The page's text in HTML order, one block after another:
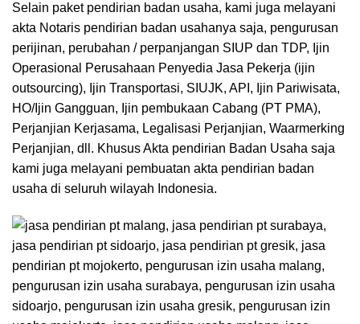
Selain paket pendirian badan usaha, kami juga melayani
akta Notaris pendirian badan usahanya saja, pengurusan
perijinan, perubahan / perpanjangan SIUP dan TDP, Ijin
Operasional Perusahaan Penyedia Jasa Pekerja (ijin
outsourcing), Ijin Transportasi, SIUJK, API, Ijin Pariwisata,
HO/Ijin Gangguan, Ijin pembukaan Cabang (PT PMA),
Perjanjian Kerjasama, Legalisasi Perjanjian, Waarmerking
Perjanjian, dll. Khusus Akta pendirian Badan Usaha saja
kami juga melayani pembuatan akta pendirian badan
usaha di seluruh wilayah Indonesia.